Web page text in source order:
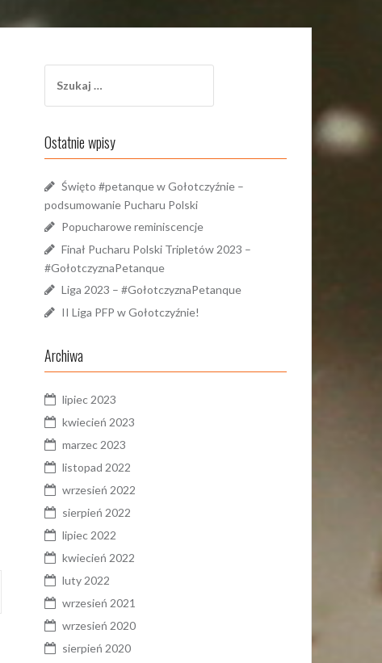
Ostatnie wpisy
Święto #petanque w Gołotczyźnie –
podsumowanie Pucharu Polski
Popucharowe reminiscencje
Finał Pucharu Polski Tripletów 2023 –
#GołotczyznaPetanque
Liga 2023 – #GołotczyznaPetanque
II Liga PFP w Gołotczyźnie!
Archiwa
lipiec 2023
kwiecień 2023
marzec 2023
listopad 2022
wrzesień 2022
sierpień 2022
lipiec 2022
kwiecień 2022
luty 2022
wrzesień 2021
wrzesień 2020
sierpień 2020